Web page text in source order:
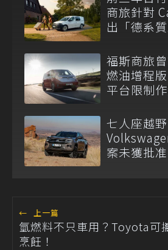
商旅針對
出「德系
福斯商旅
燃油增程
平台限制作
七人座越
案未獲批
← 上一篇
氫燃料不只車用？Toyota可
烹飪！